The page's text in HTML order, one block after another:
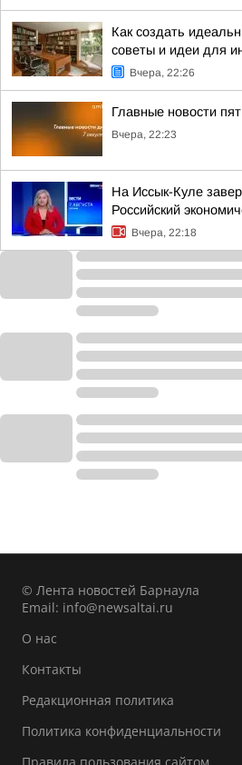
Как создать
советы и идеи для
Вчера, 22:26
Главные новости
Вчера, 22:23
На Иссык-Куле
Российский
Вчера, 22:18
© Лента новостей Барнаула
Email: info@newsaltai.ru
О нас
Контакты
Редакционная политика
Политика конфиденциальности